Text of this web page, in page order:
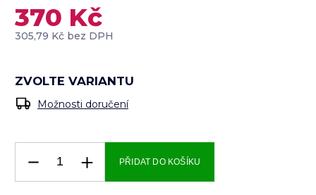
370 Kč
305,79 Kč bez DPH
ZVOLTE VARIANTU
Možnosti doručení
PŘIDAT DO KOŠÍKU